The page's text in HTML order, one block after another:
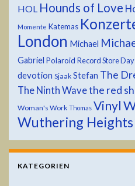
HOL Hounds of Love
Momente Katemas
London Michael
Gabriel Polaroid Record Store Day
devotion Sjaak Stefan The
The Ninth Wavethe red
Woman's Work Thomas Vinyl
Wuthering Heights
KATEGORIEN